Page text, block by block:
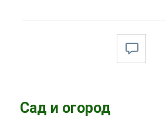
Сад и огород